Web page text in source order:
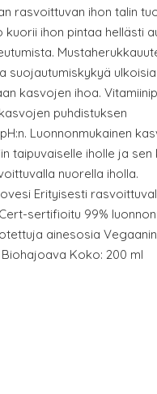
rasvoittuvan ihon talin
kuorii ihon pintaa hellästi
suojautumiskykyä
kasvojen ihoa.
puhdistuksen
Luonnonmukainen
taipuvaiselle iholle ja
nuorella iholla.
Erityisesti
sertifioitu 99%
ainesosia
Koko: 200 ml